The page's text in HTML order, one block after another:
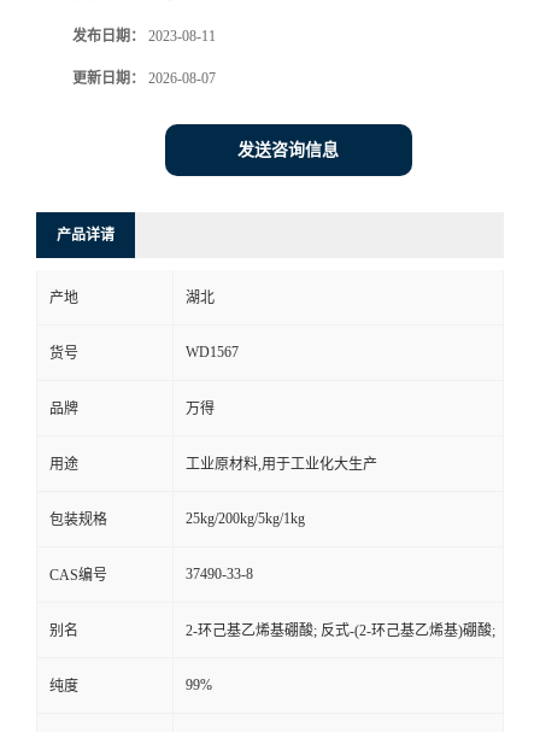
发布日期： 2023-08-11
更新日期： 2026-08-07
发送咨询信息
产品详请
产地 湖北
货号 WD1567
品牌 万得
用途 工业原材料,用于工业化大生产
包装规格 25kg/200kg/5kg/1kg
CAS编号 37490-33-8
别名 2-环己基乙烯基硼酸; 反式-(2-环己基乙烯基)硼酸;
纯度 99%